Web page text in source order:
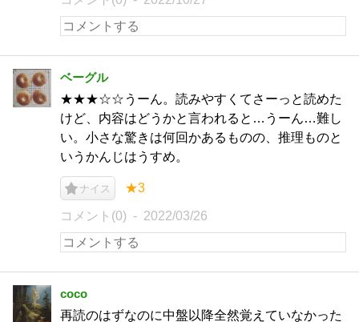
ベーグル
★★★☆☆うーん。読みやすくてさーっと読めた
けど、内容はどうかと言われると…うーん…難し
い。小さな驚きは何回かあるものの、推理ものと
いうかんじはうすめ。
ナイス ★3
コメント(0) 2022/03/26
coco
再読のはずなのに中盤以降全然覚えていなかった